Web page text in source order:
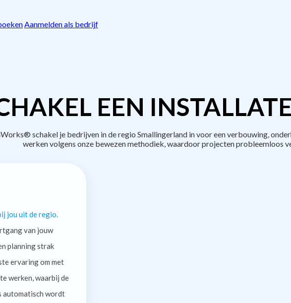
Aanmelden als bedrijf
EEN
schakel je bedrijven in de regio Smallingerland in voor een verbouwing,
werken volgens onze bewezen methodiek, waardoor projecten probleemloos
jou uit de regio.
van jouw
planning strak
ervaring om met
werken, waarbij de
automatisch wordt